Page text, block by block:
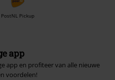
PostNL Pickup
app
app en profiteer van alle nieuwe
voordelen!